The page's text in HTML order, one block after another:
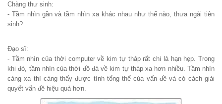
Chàng thư sinh:
- Tầm nhìn gần và tầm nhìn xa khác nhau như thế nào, thưa ngài tiên
sinh?
Đạo sĩ:
- Tầm nhìn của thời computer về kim tự tháp rất chi là hạn hẹp. Trong
khi đó, tầm nhìn của thời đồ đá về kim tự tháp xa hơn nhiều. Tầm nhìn
càng xa thì càng thấy được tính tổng thể của vấn đề và có cách giải
quyết vấn đề hiệu quả hơn.